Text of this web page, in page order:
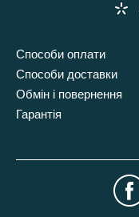
Способи оплати
Способи доставки
Обмін і повернення
Гарантія